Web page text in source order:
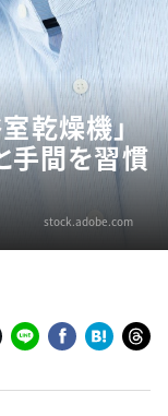
乾燥機」
手間を習慣
stock.adobe.com